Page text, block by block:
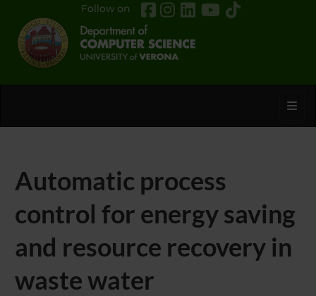
Follow on
Automatic process
control for energy saving
and resource recovery in
waste water